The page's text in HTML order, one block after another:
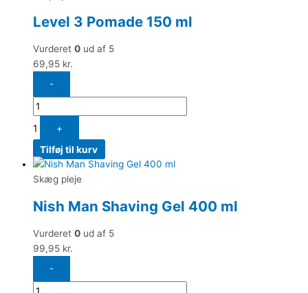
Level 3 Pomade 150 ml
Vurderet 0 ud af 5
69,95 kr.
-
1
+
Tilføj til kurv
Skæg pleje
Nish Man Shaving Gel 400 ml
Vurderet 0 ud af 5
99,95 kr.
-